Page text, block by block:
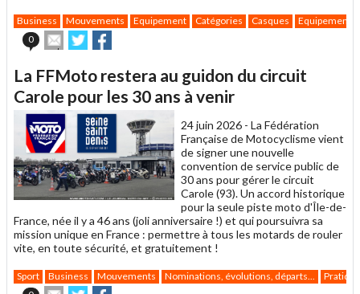
Business Mouvements Equipement Catégories Casques
Equipement
0
Envoyer
cet
à
un
ami
Partager
sur sur
La FFMoto restera au guidon du circuit
Carole pour les 30 ans à venir
24 juin 2026 - La Fédération
Française de Motocyclisme vient
de signer une nouvelle
convention de service public de
30 ans pour gérer le circuit
Carole (93). Un accord historique
pour la seule piste moto d'Île-de-
France, née il y a 46 ans (joli anniversaire !) et qui poursuivra sa
mission unique en France : permettre à tous les motards de rouler
vite, en toute sécurité, et gratuitement !
Sport Business Mouvements Nominations, évolutions, départs...
Pratique